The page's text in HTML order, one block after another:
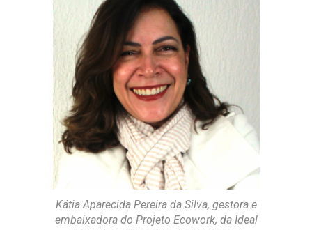
Kátia Aparecida Pereira da Silva, gestora e
embaixadora do Projeto Ecowork, da Ideal